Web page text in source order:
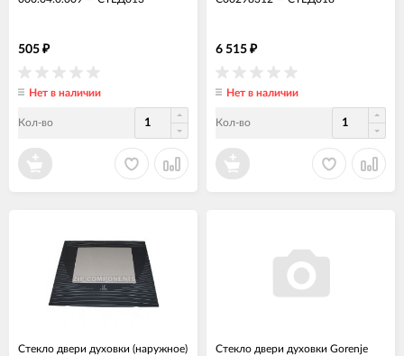
505 ₽
Нет в наличии
Кол-во
6 515 ₽
Нет в наличии
Кол-во
Стекло двери духовки (наружное)
Стекло двери духовки Gorenje